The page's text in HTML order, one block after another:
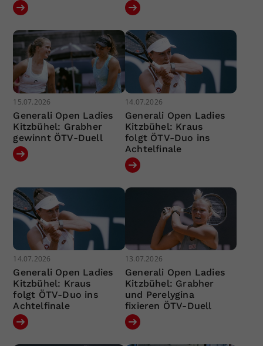
15.07.2026
Generali Open Ladies
Kitzbühel: Grabher
gewinnt ÖTV-Duell
14.07.2026
Generali Open Ladies
Kitzbühel: Kraus
folgt ÖTV-Duo ins
Achtelfinale
14.07.2026
Generali Open Ladies
Kitzbühel: Kraus
folgt ÖTV-Duo ins
Achtelfinale
13.07.2026
Generali Open Ladies
Kitzbühel: Grabher
und Perelygina
fixieren ÖTV-Duell